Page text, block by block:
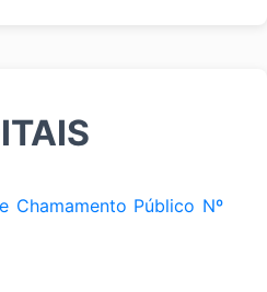
Chamamento Público Nº